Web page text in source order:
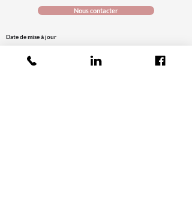
Nous contacter
Date de mise à jour
Demander un devis